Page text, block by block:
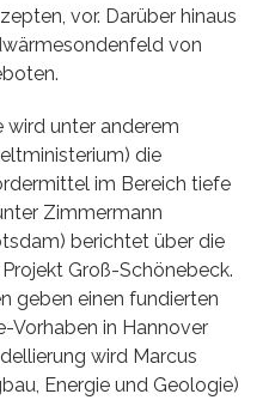
vor. Darüber hinaus
von
wird unter anderem
die
im Bereich tiefe
Zimmermann
berichtet über die
Groß-Schönebeck.
geben einen fundierten
Vorhaben in Hannover
wird Marcus
Energie und Geologie)